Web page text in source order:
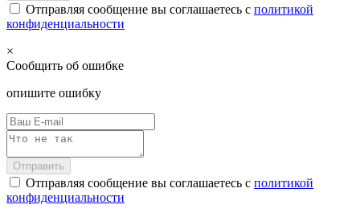
Отправляя сообщение вы соглашаетесь с политикой
конфиденциальности
×
Сообщить об ошибке
опишите ошибку
Отправить
Отправляя сообщение вы соглашаетесь с политикой
конфиденциальности